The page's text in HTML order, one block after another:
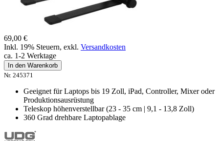
69,00 €
Inkl. 19% Steuern, exkl. Versandkosten
ca. 1-2 Werktage
In den Warenkorb
Nr. 245371
Geeignet für Laptops bis 19 Zoll, iPad, Controller, Mixer oder
Produktionsausrüstung
Teleskop höhenverstellbar (23 - 35 cm | 9,1 - 13,8 Zoll)
360 Grad drehbare Laptopablage